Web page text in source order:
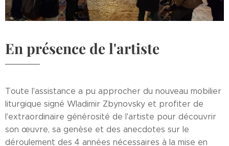
En présence de l'artiste
Toute l'assistance a pu approcher du nouveau mobilier
liturgique signé Wladimir Zbynovsky et profiter de
l'extraordinaire générosité de l'artiste pour découvrir
son œuvre, sa genèse et des anecdotes sur le
déroulement des 4 années nécessaires à la mise en